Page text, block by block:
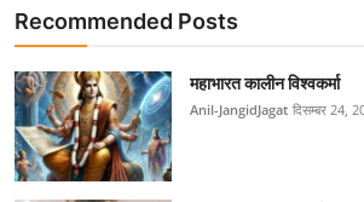
Recommended Posts
महाभारत कालीन विश्वकर्मा
Anil-JangidJagat दिसम्बर 24,